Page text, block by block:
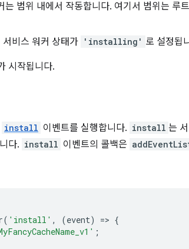
는 범위 내에서 작동합니다. 여기서 범위는 루
비스 워커 상태가 'installing' 로 설정됩
시작됩니다.
install 이벤트를 실행합니다. install 는
다. install 이벤트의 콜백은
( 'install' , (event) => {
;